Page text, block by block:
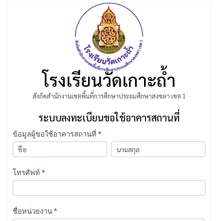
โรงเรียนวัดเกาะถ้ำ
สังกัดสำนักงานเขตพื้นที่การศึกษาประถมศึกษาสงขลา เขต 1
ระบบลงทะเบียนขอใช้อาคารสถานที่
แบบ
ฟอร์ม
ขอ
ใช้
อาคาร
สถาน
ที่
ข้อมูลผู้ขอใช้อาคารสถานที่ *
ข้อมูล
ผู้
ขอ
ใช้
อาคาร
สถาน
ที่
ข้อมูล
ผู้
ใช้
อาคาร
ที่
โทรศัพท์ *
ชื่อหน่วยงาน *